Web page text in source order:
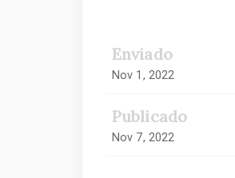
Enviado
Nov 1, 2022
Publicado
Nov 7, 2022